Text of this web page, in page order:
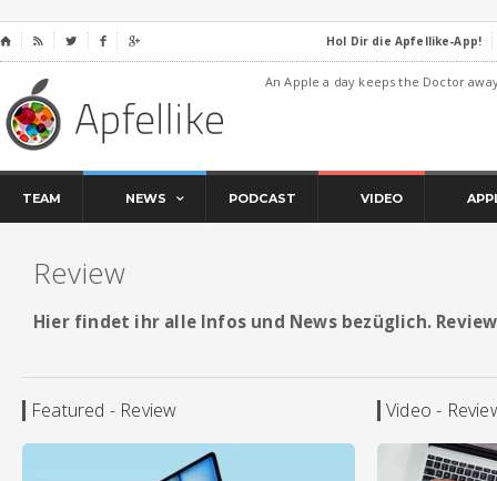
⌂     Hol Dir die Apfellike-App!
An Apple a day keeps the Doctor
TEAM NEWS PODCAST VIDEO
Review
Hier findet ihr alle Infos und News bezüglich. Review
Featured - Review Video -